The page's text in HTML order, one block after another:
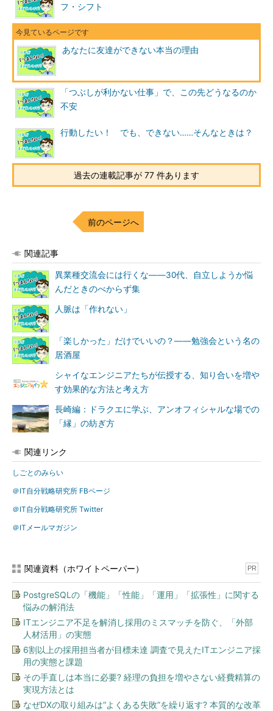
フ・シフト
あなたに友達ができない本当の理由
「つぶしが利かない仕事」で、この先どうなるのか
不安
行動したい！ でも、できない……そんなときは？
過去の連載記事が 77 件あります
前のページへ
関連記事
異業種交流会には行くな――30代、自立しようか悩
んだときのべからず集
人脈は「作れない」
「楽しかった」だけでいいの？――勉強会という名の
居酒屋
シャイなエンジニアたちが伝授する、知り合いを増や
す効果的な方法と考え方
長崎編：ドラクエに学ぶ、アンオフィシャルな場での
「縁」の紡ぎ方
関連リンク
しごとのみらい
＠IT自分戦略研究所 FBページ
＠IT自分戦略研究所 Twitter
＠ITメールマガジン
関連資料（ホワイトペーパー） PR
PostgreSQLの「機能」「性能」「運用」「拡張性」に関する
悩みの解消法
ITエンジニア不足を解消し採用のミスマッチを防ぐ、「外部
人材活用」の実態
6割以上の採用担当者が目標未達 調査で見えたITエンジニア採
用の実態と課題
その手直しは本当に必要? 経理の負担を増やさない経費精算の
実現方法とは
なぜDXの取り組みは“よくある失敗”を繰り返す? 本質的な改革